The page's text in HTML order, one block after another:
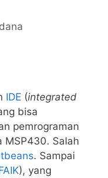
IDE (integrated
bisa
pemrograman
MSP430. Salah
. Sampai
), yang